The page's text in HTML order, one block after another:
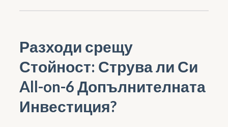
Разходи срещу
Стойност: Струва ли Си
All-on-6 Допълнителната
Инвестиция?